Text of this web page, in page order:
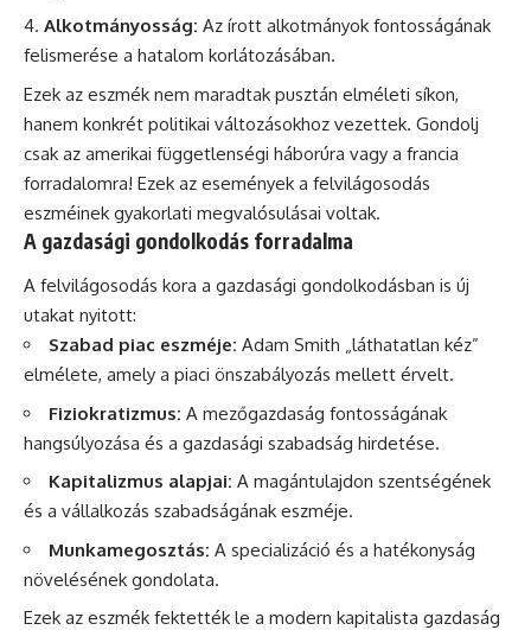
Alkotmányosság: Az írott alkotmányok fontosságának
felismerése a hatalom korlátozásában.
Ezek az eszmék nem maradtak pusztán elméleti síkon,
hanem konkrét politikai változásokhoz vezettek. Gondolj
csak az amerikai függetlenségi háborúra vagy a francia
forradalomra! Ezek az események a felvilágosodás
eszméinek gyakorlati megvalósulásai voltak.
A gazdasági gondolkodás forradalma
A felvilágosodás kora a gazdasági gondolkodásban is új
utakat nyitott:
Szabad piac eszméje: Adam Smith „láthatatlan kéz”
elmélete, amely a piaci önszabályozás mellett érvelt.
Fiziokratizmus: A mezőgazdaság fontosságának
hangsúlyozása és a gazdasági szabadság hirdetése.
Kapitalizmus alapjai: A magántulajdon szentségének
és a vállalkozás szabadságának eszméje.
Munkamegosztás: A specializáció és a hatékonyság
növelésének gondolata.
Ezek az eszmék fektették le a modern kapitalista gazdaság